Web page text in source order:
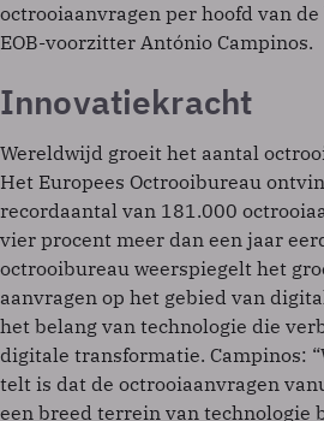
octrooiaanvragen per hoofd van de
EOB-voorzitter António Campinos.
Innovatiekracht
Wereldwijd groeit het aantal
Het Europees Octrooibureau
recordaantal van 181.000
vier procent meer dan een jaar
octrooibureau weerspiegelt het
aanvragen op het gebied van
het belang van technologie die
digitale transformatie. Campinos:
telt is dat de octrooiaanvragen
een breed terrein van technologie